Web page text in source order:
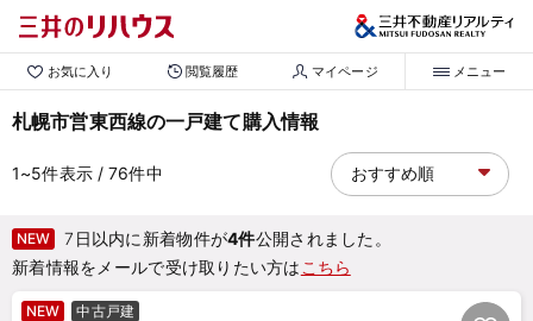
お気に入り 閲覧履歴 マイページ メニュー
札幌市営東西線の一戸建て購入情報
1~5件表示/ 76件中
NEW 7日以内に新着物件が4件公開されました。
新着情報をメールで受け取りたい方は こちら
NEW 中古戸建